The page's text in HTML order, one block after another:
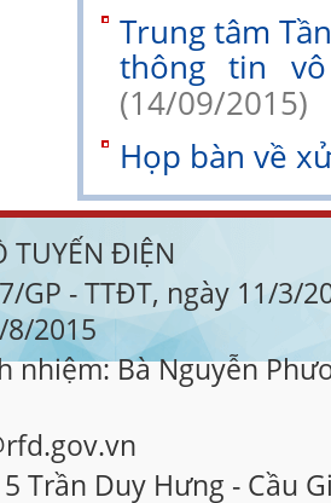
Trung tâm
thông tin
(14/09/2015)
Họp bàn về
TUYẾN ĐIỆN
GP - TTĐT, ngày 11/3/
8/2015
nhiệm: Bà Nguyễn
Trần Duy Hưng - Cầu